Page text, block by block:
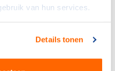
van hun services.
Details tonen
voor